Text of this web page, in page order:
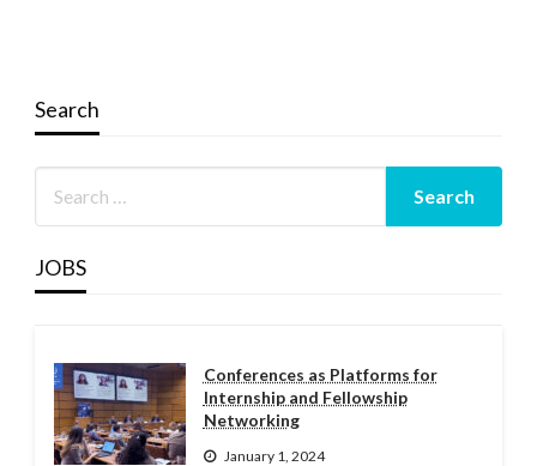
Search
JOBS
Conferences as Platforms for
Internship and Fellowship
Networking
January 1, 2024